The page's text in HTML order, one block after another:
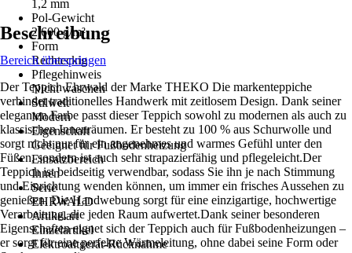
1,2 mm
Pol-Gewicht
2.600 g/m²
Form
Rechteckig
Pflegehinweis
Nicht waschen
Stilwelt
Modern
Eigenschaft
Geeignet für Fußbodenheizung
Einsatzbereich
Innen
Serie
EHRWALD
Artikelart
Einzelartikel
Elektroaltgerät-Rücknahme
Beschreibung
Bereich überspringen
Der Teppich Ehrwald der Marke THEKO Die markenteppiche
verbindet traditionelles Handwerk mit zeitlosem Design. Dank seiner
eleganten Farbe passt dieser Teppich sowohl zu modernen als auch zu
klassischen Innenräumen. Er besteht zu 100 % aus Schurwolle und
sorgt nicht nur für ein angenehmes und warmes Gefühl unter den
Füßen, sondern ist auch sehr strapazierfähig und pflegeleicht.Der
Teppich ist beidseitig verwendbar, sodass Sie ihn je nach Stimmung
und Einrichtung wenden können, um immer ein frisches Aussehen zu
genießen. Die Handwebung sorgt für eine einzigartige, hochwertige
Verarbeitung, die jeden Raum aufwertet.Dank seiner besonderen
Eigenschaften eignet sich der Teppich auch für Fußbodenheizungen –
er sorgt für eine perfekte Wärmeleitung, ohne dabei seine Form oder